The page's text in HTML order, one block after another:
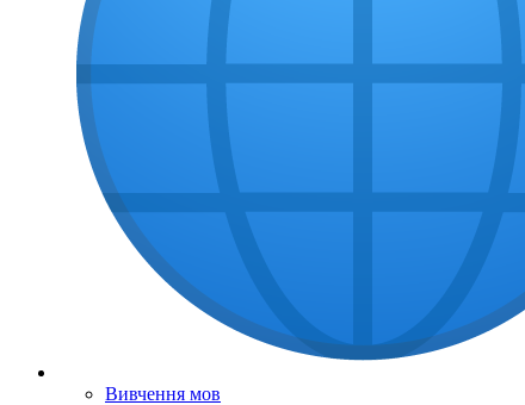
Вивчення мов